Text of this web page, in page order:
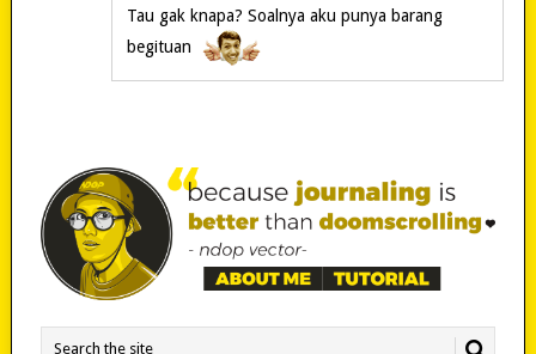
Tau gak knapa? Soalnya aku punya barang
begituan